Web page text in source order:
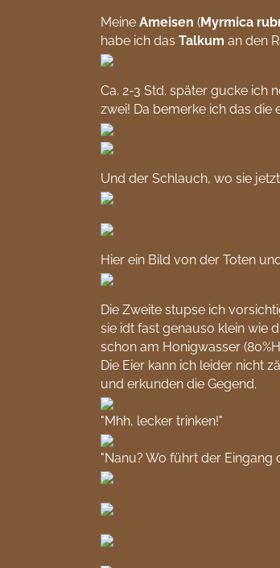
MeineAmeisen (Myrmica
habe ich dasTalkum an den
Ca. 2-3 Std. später gucke ich
zwei! Da bemerke ich das die
Und der Schlauch, wo sie
Hier ein Bild von der Toten
Die Zweite stupse ich
sie idt fast genauso klein wie
schon am Honigwasser
Die Eier kann ich leider nicht
und erkunden die Gegend.
"Mhh, lecker trinken!"
"Nanu? Wo führt der Eingang